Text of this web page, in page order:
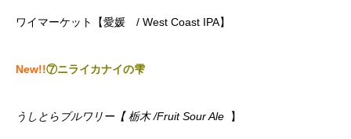
ワイマーケット【愛媛 / West Coast IPA】
New!!⑦ニライカナイの雫
うしとらブルワリー【 栃木 /Fruit Sour Ale 】